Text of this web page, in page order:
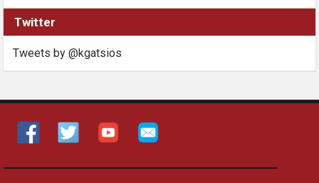
Twitter
Tweets by @kgatsios